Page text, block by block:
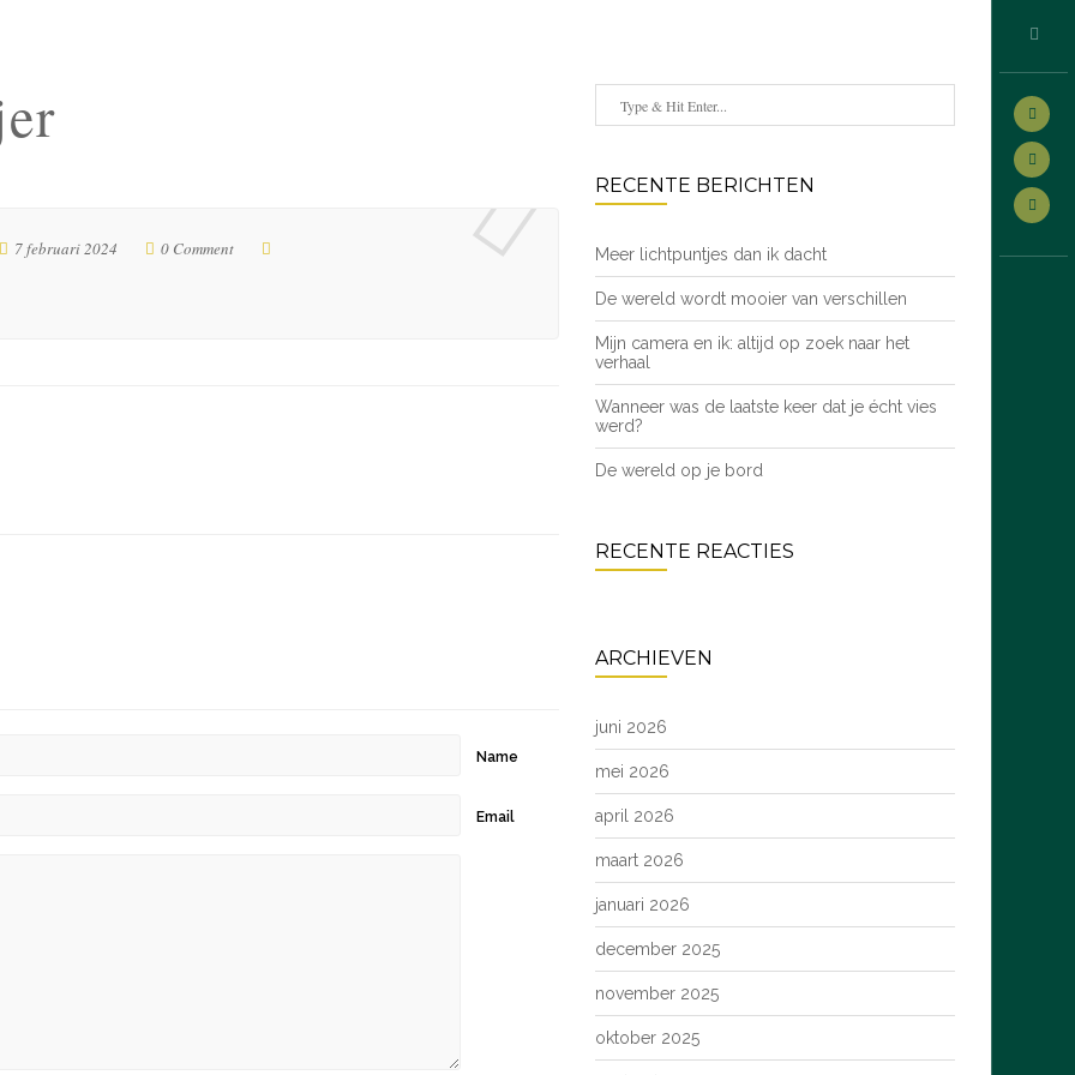
7 februari 2024 0 Comment
Name
Email
RECENTE BERICHTEN
Meer lichtpuntjes dan ik dacht
De wereld wordt mooier van verschillen
Mijn camera en ik: altijd op zoek naar het
verhaal
Wanneer was de laatste keer dat je écht vies
werd?
De wereld op je bord
RECENTE REACTIES
ARCHIEVEN
juni 2026
mei 2026
april 2026
maart 2026
januari 2026
december 2025
november 2025
oktober 2025